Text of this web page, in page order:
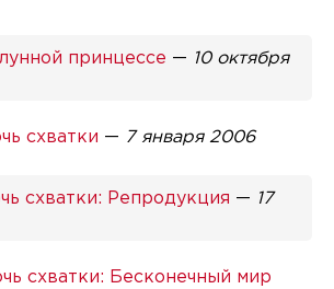
принцессе — 10 октября
схватки — 7 января 2006
схватки: Репродукция — 17
схватки: Бесконечный мир